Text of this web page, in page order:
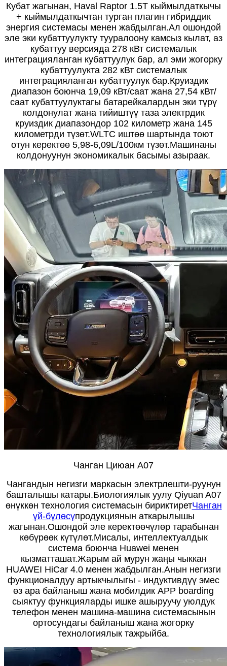
Кубат жагынан, Haval Raptor 1.5T кыймылдаткычы
+ кыймылдаткычтан турган плагин гибриддик
энергия системасы менен жабдылган.Ал ошондой
эле эки кубаттуулукту тууралоону камсыз кылат, аз
кубаттуу версияда 278 кВт системалык
интеграцияланган кубаттуулук бар, ал эми жогорку
кубаттуулукта 282 кВт системалык
интеграцияланган кубаттуулук бар.Круиздик
диапазон боюнча 19,09 кВт/саат жана 27,54 кВт/
саат кубаттуулуктагы батарейкалардын эки түрү
колдонулат жана тийиштүү таза электрдик
круиздик диапазондор 102 километр жана 145
километрди түзөт.WLTC иштөө шартында тоют
отун керектөө 5,98-6,09L/100км түзөт.Машинаны
колдонуунун экономикалык басымы азыраак.
Чанган Циюан A07
Чангандын негизги маркасын электрлешти-руунун
башталышы катары.Биологиялык уулу Qiyuan A07
өнүккөн технология системасын бириктиретЧанган
үй-бүлөсүпродукциянын аткарылышы
жагынан.Ошондой эле керектөөчүлөр тарабынан
көбүрөөк күтүлөт.Мисалы, интеллектуалдык
система боюнча Huawei менен
кызматташат.Жарым ай мурун жаңы чыккан
HUAWEI HiCar 4.0 менен жабдылган.Анын негизги
функционалдуу артыкчылыгы - индуктивдүү эмес
өз ара байланыш жана мобилдик APP boarding
сыяктуу функцияларды ишке ашыруучу уюлдук
телефон менен машина-машина системасынын
ортосундагы байланыш жана жогорку
технологиялык тажрыйба.